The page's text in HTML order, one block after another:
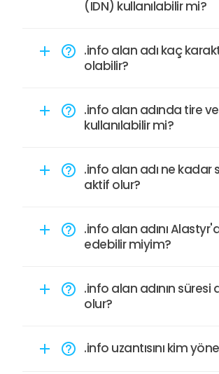
(IDN) kullanılabilir mi?
add help_outline .info alan adı kaç
olabilir?
add help_outline .info alan adında tire
kullanılabilir mi?
add help_outline .info alan adı ne kadar
aktif olur?
add help_outline .info alan adını
edebilir miyim?
add help_outline .info alan adının süresi
olur?
add help_outline .info uzantısını kim